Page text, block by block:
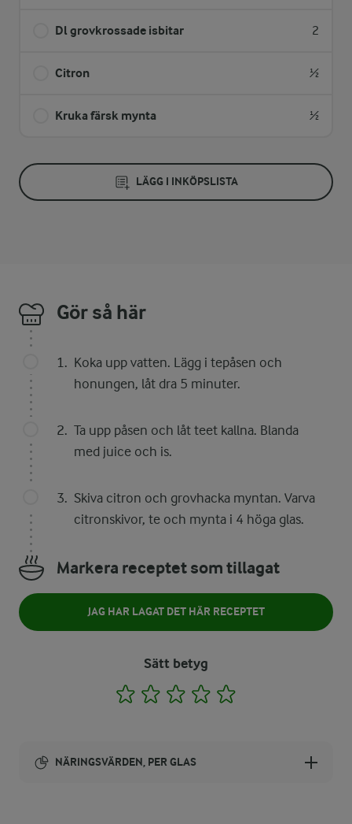
Dl grovkrossade isbitar 2
Citron ½
Kruka färsk mynta ½
LÄGG I INKÖPSLISTA
Gör så här
Koka upp vatten. Lägg i tepåsen och
honungen, låt dra 5 minuter.
Ta upp påsen och låt teet kallna. Blanda
med juice och is.
Skiva citron och grovhacka myntan. Varva
citronskivor, te och mynta i 4 höga glas.
Markera receptet som tillagat
JAG HAR LAGAT DET HÄR RECEPTET
Sätt betyg
1 2 3 4
NÄRINGSVÄRDEN, PER GLAS